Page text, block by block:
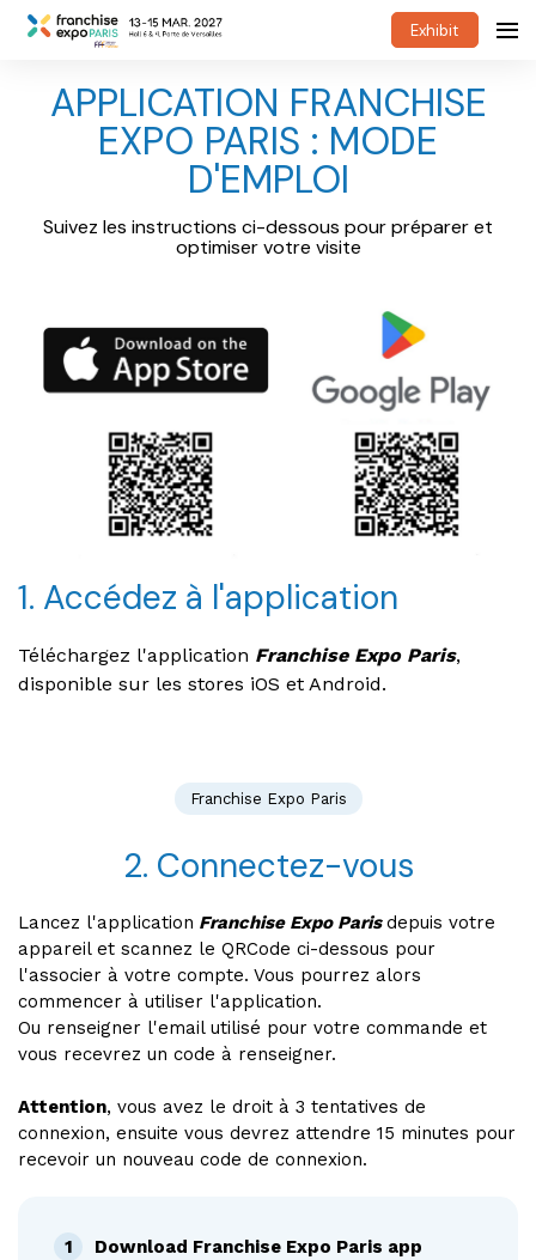
Exhibit
APPLICATION FRANCHISE
EXPO PARIS : MODE
D'EMPLOI
Suivez les instructions ci-dessous pour préparer et
optimiser votre visite
1. Accédez à l'application
Téléchargez l'application Franchise Expo Paris,
disponible sur les stores iOS et Android.
Franchise Expo Paris
2. Connectez-vous
Lancez l'application Franchise Expo Parisdepuis votre
appareil et scannez le QRCode ci-dessous pour
l'associer à votre compte. Vous pourrez alors
commencer à utiliser l'application.
Ou renseigner l'email utilisé pour votre commande et
vous recevrez un code à renseigner.
Attention, vous avez le droit à 3 tentatives de
connexion, ensuite vous devrez attendre 15 minutes pour
recevoir un nouveau code de connexion.
1 Download Franchise Expo Paris app